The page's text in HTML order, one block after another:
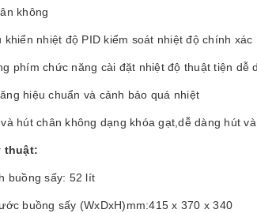
không
khiển nhiệt độ PID kiểm soát nhiệt độ chính xác
phím chức năng cài đặt nhiệt độ thuật tiện dễ
hiệu chuẩn và cảnh bảo quá nhiệt
hút chân không dạng khóa gạt,dễ dàng hút
thuật:
buồng sấy: 52 lít
buồng sấy (WxDxH)mm:415 x 370 x 340